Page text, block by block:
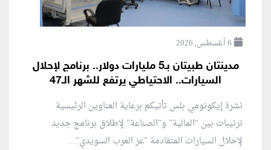
6 أغسطس, 2026
مدينتان طبيتان بـ5 مليارات دولار.. برنامج لإحلال
السيارات.. الاحتياطي يرتفع للشهر الـ47
نشرة إيكونومي بلس تأتيكم برعاية العناوين الرئيسية
ترتيبات بين "المالية" و"الصناعة" لإطلاق برنامج جديد
لإحلال السيارات المتقادمة "عز العرب السويدي"...